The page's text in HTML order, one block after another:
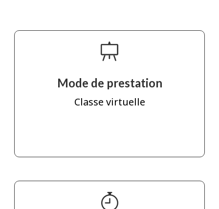
Mode de prestation
Classe virtuelle